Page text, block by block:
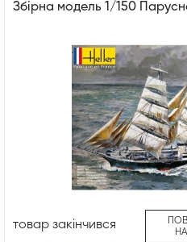
Збірна модель 1/150
товар закінчився